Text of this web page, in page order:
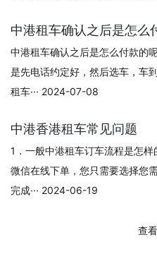
中港租车确认之后是怎么
中港租车确认之后是怎么付款的
是先电话约定好，然后选车，车
租车··· 2024-07-08
中港香港租车常见问题
1．一般中港租车订车流程是怎
微信在线下单，您只需要选择您
完成··· 2024-06-19
查